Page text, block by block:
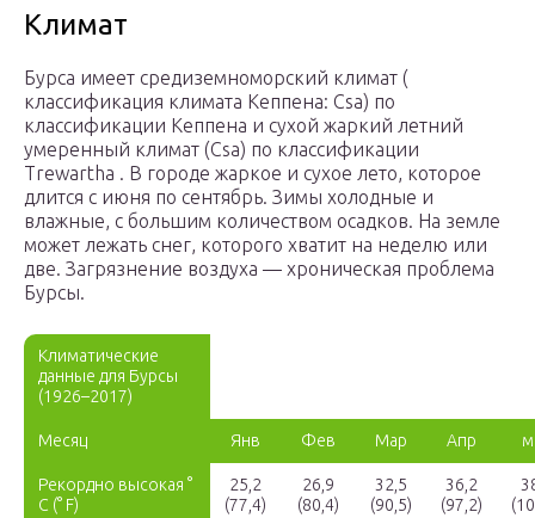
Климат
Бурса имеет средиземноморский климат (
классификация климата Кеппена: Csa) по
классификации Кеппена и сухой жаркий летний
умеренный климат (Csa) по классификации
Trewartha . В городе жаркое и сухое лето, которое
длится с июня по сентябрь. Зимы холодные и
влажные, с большим количеством осадков. На земле
может лежать снег, которого хватит на неделю или
две. Загрязнение воздуха — хроническая проблема
Бурсы.
Климатические
данные для Бурсы
(1926–2017)
Месяц Янв Фев Мар Апр
Рекордно высокая °
C (° F)
25,2
(77,4)
26,9
(80,4)
32,5
(90,5)
36,2
(97,2)